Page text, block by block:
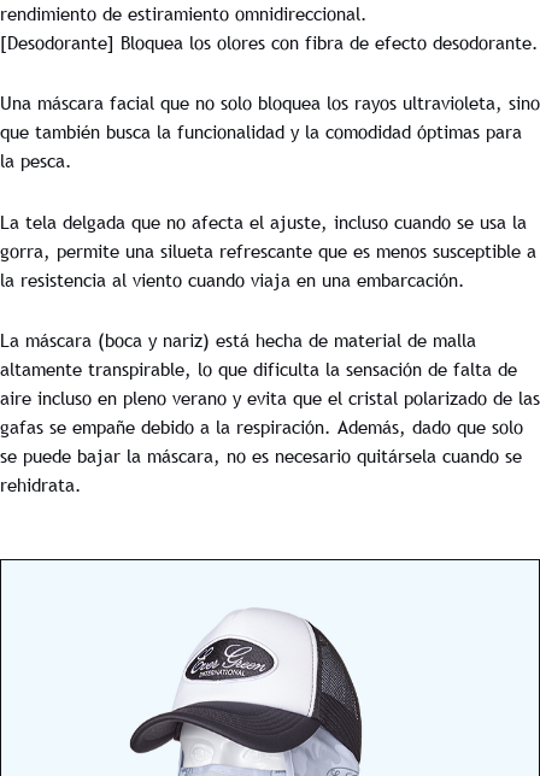
rendimiento de estiramiento omnidireccional.
[Desodorante] Bloquea los olores con fibra de efecto desodorante.
Una máscara facial que no solo bloquea los rayos ultravioleta, sino
que también busca la funcionalidad y la comodidad óptimas para
la pesca.
La tela delgada que no afecta el ajuste, incluso cuando se usa la
gorra, permite una silueta refrescante que es menos susceptible a
la resistencia al viento cuando viaja en una embarcación.
La máscara (boca y nariz) está hecha de material de malla
altamente transpirable, lo que dificulta la sensación de falta de
aire incluso en pleno verano y evita que el cristal polarizado de las
gafas se empañe debido a la respiración. Además, dado que solo
se puede bajar la máscara, no es necesario quitársela cuando se
rehidrata.